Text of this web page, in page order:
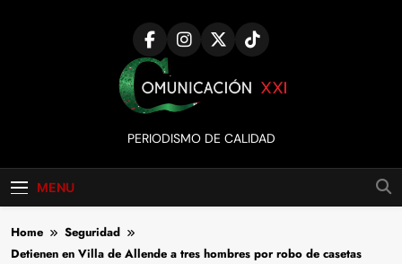
Comunicación
XXI
PERIODISMO DE CALIDAD
MENU
Home
Seguridad
Detienen en Villa de Allende a tres hombres por robo de casetas